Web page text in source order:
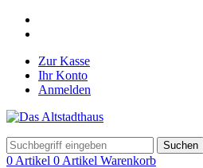
Zur Kasse
Ihr Konto
Anmelden
Suchen
0 Artikel 0 Artikel Warenkorb